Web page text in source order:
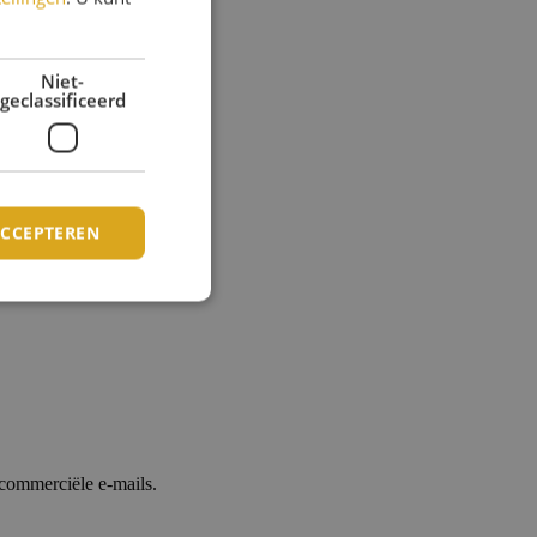
e-mails.
Niet-
geclassificeerd